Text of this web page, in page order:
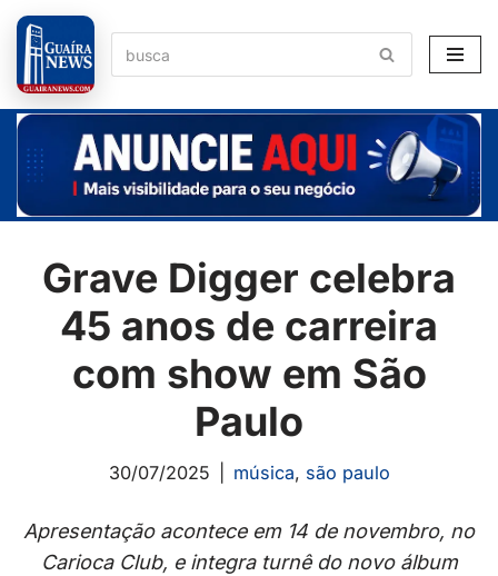
Pular
para
o
conteúdo
Grave Digger celebra
45 anos de carreira
com show em São
Paulo
30/07/2025 música, são paulo
Apresentação acontece em 14 de novembro, no
Carioca Club, e integra turnê do novo álbum